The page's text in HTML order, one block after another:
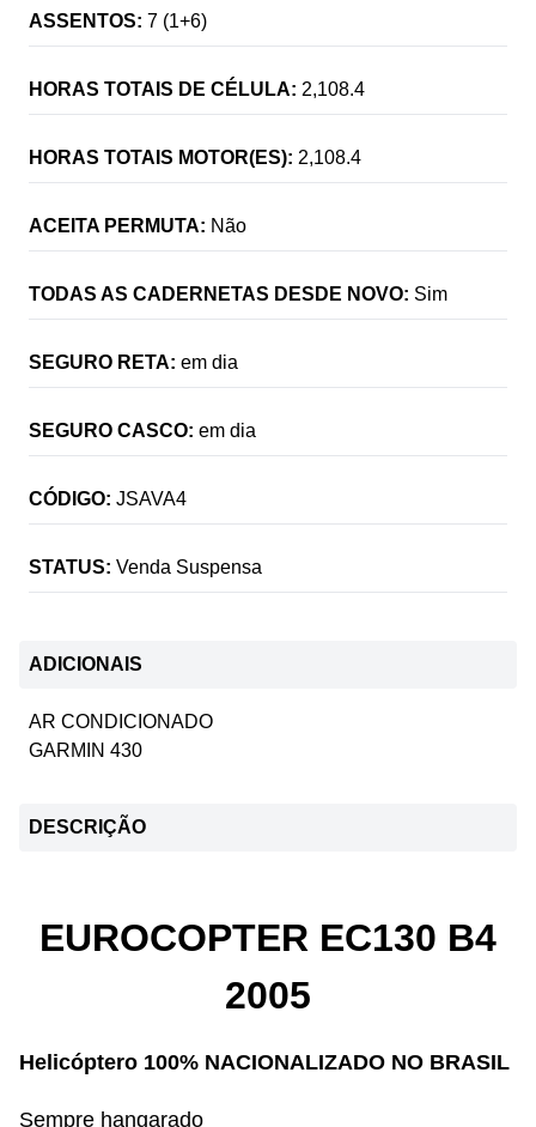
ASSENTOS: 7 (1+6)
HORAS TOTAIS DE CÉLULA: 2,108.4
HORAS TOTAIS MOTOR(ES): 2,108.4
ACEITA PERMUTA: Não
TODAS AS CADERNETAS DESDE NOVO: Sim
SEGURO RETA: em dia
SEGURO CASCO: em dia
CÓDIGO: JSAVA4
STATUS: Venda Suspensa
ADICIONAIS
AR CONDICIONADO
GARMIN 430
DESCRIÇÃO
EUROCOPTER EC130 B4
2005
Helicóptero 100% NACIONALIZADO NO BRASIL
Sempre hangarado